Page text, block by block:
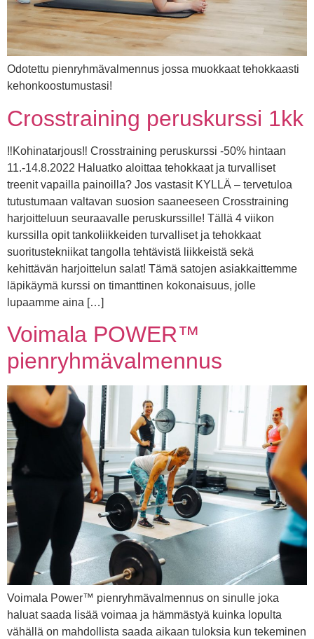
Odotettu pienryhmävalmennus jossa muokkaat tehokkaasti
kehonkoostumustasi!
Crosstraining peruskurssi 1kk
‼️Kohinatarjous‼️ Crosstraining peruskurssi -50% hintaan
11.-14.8.2022 Haluatko aloittaa tehokkaat ja turvalliset
treenit vapailla painoilla? Jos vastasit KYLLÄ – tervetuloa
tutustumaan valtavan suosion saaneeseen Crosstraining
harjoitteluun seuraavalle peruskurssille! Tällä 4 viikon
kurssilla opit tankoliikkeiden turvalliset ja tehokkaat
suoritustekniikat tangolla tehtävistä liikkeistä sekä
kehittävän harjoittelun salat! Tämä satojen asiakkaittemme
läpikäymä kurssi on timanttinen kokonaisuus, jolle
lupaamme aina […]
Voimala POWER™
pienryhmävalmennus
Voimala Power™ pienryhmävalmennus on sinulle joka
haluat saada lisää voimaa ja hämmästyä kuinka lopulta
vähällä on mahdollista saada aikaan tuloksia kun tekeminen